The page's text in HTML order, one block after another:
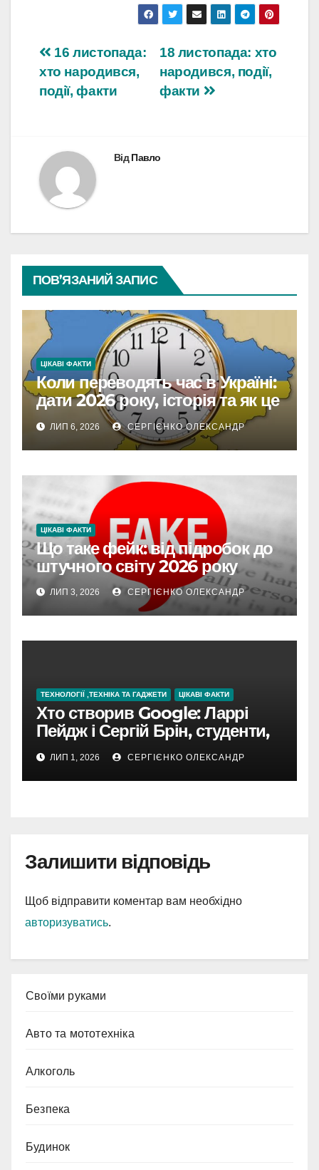
Навігація
записів
18 листопада: хто
народився, події,
факти
16 листопада:
хто народився,
події, факти
ВідПавло
ПОВ’ЯЗАНИЙ ЗАПИС
ЦІКАВІ ФАКТИ
Коли переводять час в Україні:
дати 2026 року, історія та як це
впливає на життя
ЛИП 6, 2026 СЕРГІЄНКО ОЛЕКСАНДР
ЦІКАВІ ФАКТИ
Що таке фейк: від підробок до
штучного світу 2026 року
ЛИП 3, 2026 СЕРГІЄНКО ОЛЕКСАНДР
ТЕХНОЛОГІЇ ,ТЕХНІКА ТА ГАДЖЕТИ ЦІКАВІ ФАКТИ
Хто створив Google: Ларрі
Пейдж і Сергій Брін, студенти,
чия ідея підкорила інтернет
ЛИП 1, 2026 СЕРГІЄНКО ОЛЕКСАНДР
Залишити відповідь
Щоб відправити коментар вам необхідно
авторизуватись.
Cвоїми руками
Авто та мототехніка
Алкоголь
Безпека
Будинок